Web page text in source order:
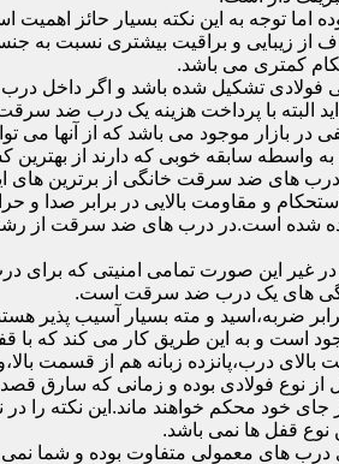
توجه به این نکته بسیار حائز اهمیت
از زیبایی و براقیت بیشتری نسبت به
کمتری می باشد.
فولادی تشکیل شده باشد و اگر داخل درب
البته با پرداخت هزینه یک درب ضد
موجود می باشد که از آنها می
که به واسطه سابقه خوبی که دارند از
های ضد سرقت خانگی از برترین های
و مقاومت بالایی در برابر صدا و
شده است.در درب های ضد سرقت از
غیر این صورت تمامی امنیتی که برای
های یک درب ضد سرقت است.
ضربه،اسید و مته بسیار آسیب پذیر
می شود که این در نمونه های 16 و 20 زبانه موجود
از نوع فولادی بوده و زمانی که
جای خود محکم خواهند ماند.این نکته
نوع قفل ها نمی باشد.
معمولی متفاوت بوده و شما نمی